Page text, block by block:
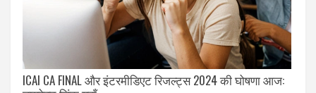
ICAI CA FINAL और इंटरमीडिएट रिजल्ट्स 2024 की घोषणा आज: